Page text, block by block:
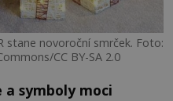
stane novoroční smrček. Foto:
CC BY-SA 2.0
a symboly moci